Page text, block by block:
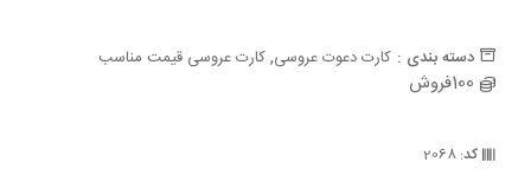
دسته بندی : کارت دعوت عروسی,کارت عروسی قیمت مناسب
100فروش
کد: 2068